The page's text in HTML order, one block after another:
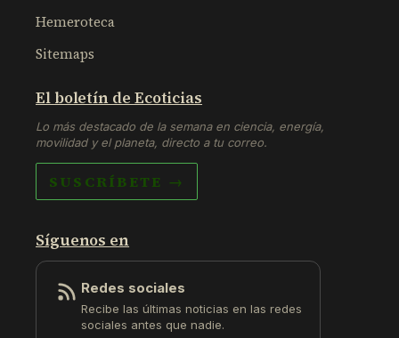
Hemeroteca
Sitemaps
El boletín de Ecoticias
Lo más destacado de la semana en ciencia, energía,
movilidad y el planeta, directo a tu correo.
SUSCRÍBETE →
Síguenos en
Redes sociales
Recibe las últimas noticias en las redes
sociales antes que nadie.